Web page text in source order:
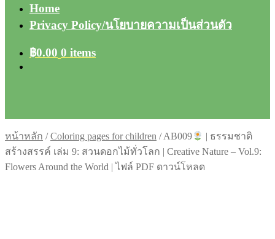
Home
Privacy Policy/นโยบายความเป็นส่วนตัว
฿0.00 0 items
หน้าหลัก /Coloring pages for children /AB009
| ธรรมชาติ
สร้างสรรค์ เล่ม 9: สวนดอกไม้ทั่วโลก | Creative Nature – Vol.9:
Flowers Around the World | ไฟล์ PDF ดาวน์โหลด